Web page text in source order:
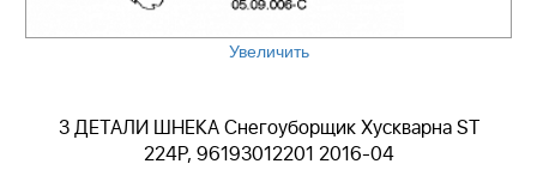
Увеличить
3 ДЕТАЛИ ШНЕКА Снегоуборщик Хускварна ST
224P, 96193012201 2016-04